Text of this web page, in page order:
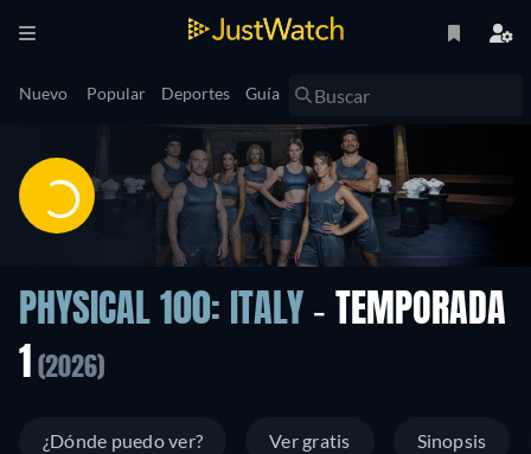
Nuevo Popular Deportes Guía
PHYSICAL 100: ITALY - TEMPORADA
1 (2026)
¿Dónde puedo ver? Ver gratis Sinopsis